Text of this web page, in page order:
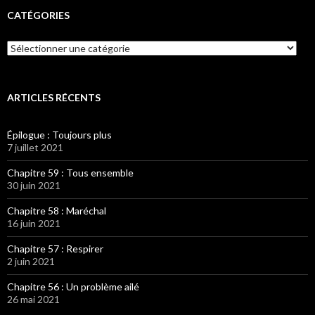
CATÉGORIES
Catégories
ARTICLES RÉCENTS
Épilogue : Toujours plus
7 juillet 2021
Chapitre 59 : Tous ensemble
30 juin 2021
Chapitre 58 : Maréchal
16 juin 2021
Chapitre 57 : Respirer
2 juin 2021
Chapitre 56 : Un problème ailé
26 mai 2021